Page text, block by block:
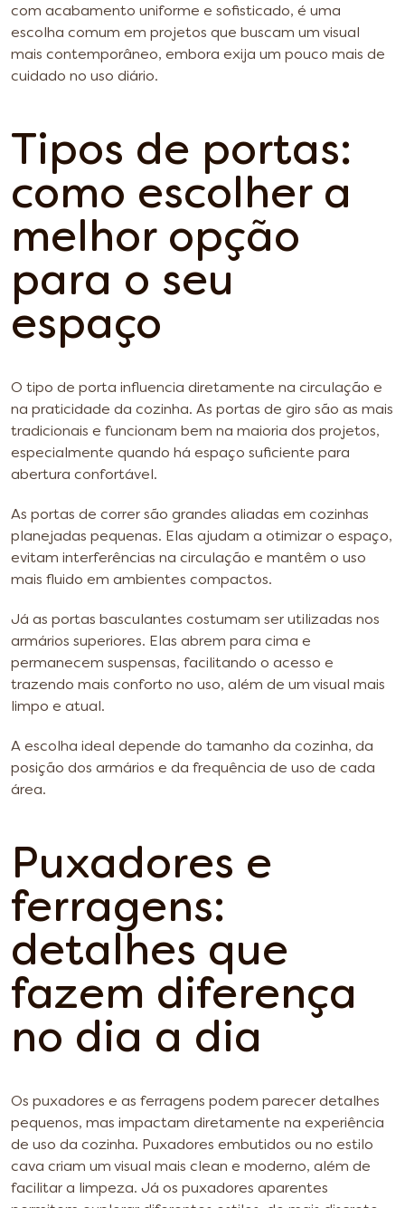
com acabamento uniforme e sofisticado, é uma
escolha comum em projetos que buscam um visual
mais contemporâneo, embora exija um pouco mais de
cuidado no uso diário.
Tipos de portas:
como escolher a
melhor opção
para o seu
espaço
O tipo de porta influencia diretamente na circulação e
na praticidade da cozinha. As portas de giro são as mais
tradicionais e funcionam bem na maioria dos projetos,
especialmente quando há espaço suficiente para
abertura confortável.
As portas de correr são grandes aliadas em cozinhas
planejadas pequenas. Elas ajudam a otimizar o espaço,
evitam interferências na circulação e mantêm o uso
mais fluido em ambientes compactos.
Já as portas basculantes costumam ser utilizadas nos
armários superiores. Elas abrem para cima e
permanecem suspensas, facilitando o acesso e
trazendo mais conforto no uso, além de um visual mais
limpo e atual.
A escolha ideal depende do tamanho da cozinha, da
posição dos armários e da frequência de uso de cada
área.
Puxadores e
ferragens:
detalhes que
fazem diferença
no dia a dia
Os puxadores e as ferragens podem parecer detalhes
pequenos, mas impactam diretamente na experiência
de uso da cozinha. Puxadores embutidos ou no estilo
cava criam um visual mais clean e moderno, além de
facilitar a limpeza. Já os puxadores aparentes